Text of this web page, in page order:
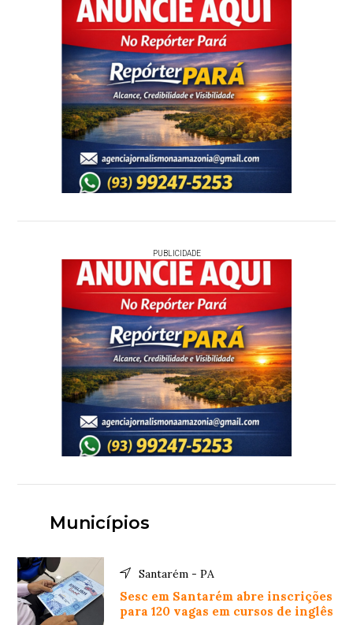
PUBLICIDADE
Municípios
Santarém - PA
Sesc em Santarém abre inscrições
para 120 vagas em cursos de inglês